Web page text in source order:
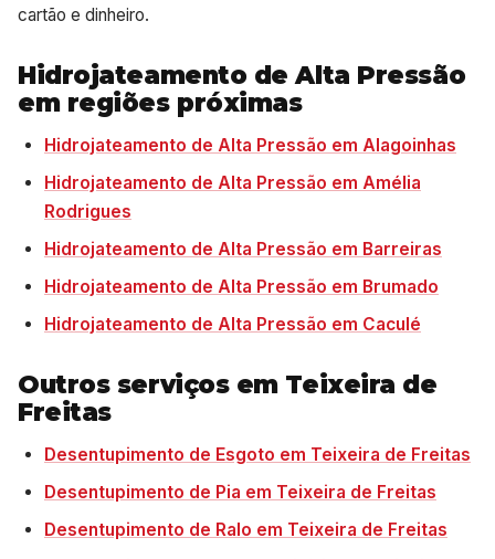
cartão e dinheiro.
Hidrojateamento de Alta Pressão
em regiões próximas
Hidrojateamento de Alta Pressão em Alagoinhas
Hidrojateamento de Alta Pressão em Amélia
Rodrigues
Hidrojateamento de Alta Pressão em Barreiras
Hidrojateamento de Alta Pressão em Brumado
Hidrojateamento de Alta Pressão em Caculé
Outros serviços em Teixeira de
Freitas
Desentupimento de Esgoto em Teixeira de Freitas
Desentupimento de Pia em Teixeira de Freitas
Desentupimento de Ralo em Teixeira de Freitas